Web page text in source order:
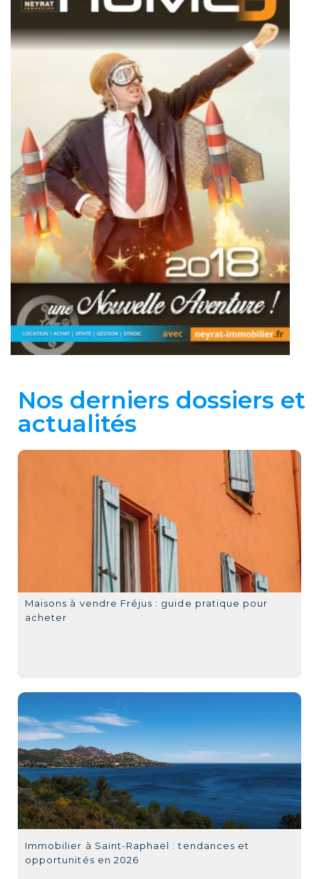
Nos derniers dossiers et
actualités
Maisons à vendre Fréjus : guide pratique pour
acheter
Immobilier à Saint-Raphaël : tendances et
opportunités en 2026